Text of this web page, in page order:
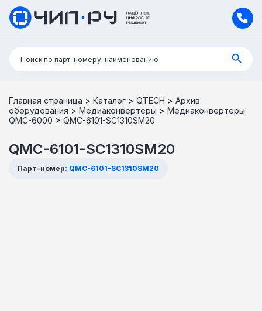
Поиск:
Поиск по парт-номеру, наименованию
Главная страница > Каталог > QTECH > Архив
оборудования > Медиаконвертеры > Медиаконвертеры
QMC-6000 > QMC-6101-SC1310SM20
QMC-6101-SC1310SM20
Парт-номер: QMC-6101-SC1310SM20